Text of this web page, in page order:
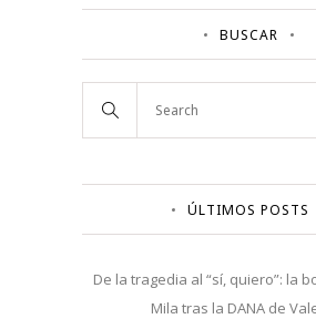
BUSCAR
ÚLTIMOS POSTS
De la tragedia al “sí, quiero”: la
Mila tras la DANA de